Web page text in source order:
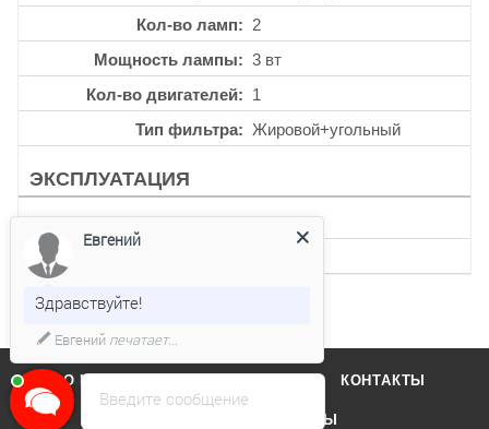
Кол-во ламп
2
Мощность лампы
3 вт
Кол-во двигателей
1
Тип фильтра
Жировой+угольный
ЭКСПЛУАТАЦИЯ
Таймер
Нет
О КОМПАНИИ КОНТАКТЫ
БРЕНДЫ
Введите сообщение
Евгений
Здравствуйте!
Евгенийпечатает...